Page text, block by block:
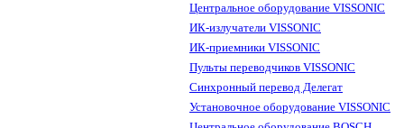
Центральное оборудование VISSONIC
ИК-излучатели VISSONIC
ИК-приемники VISSONIC
Пульты переводчиков VISSONIC
Синхронный перевод Делегат
Установочное оборудование VISSONIC